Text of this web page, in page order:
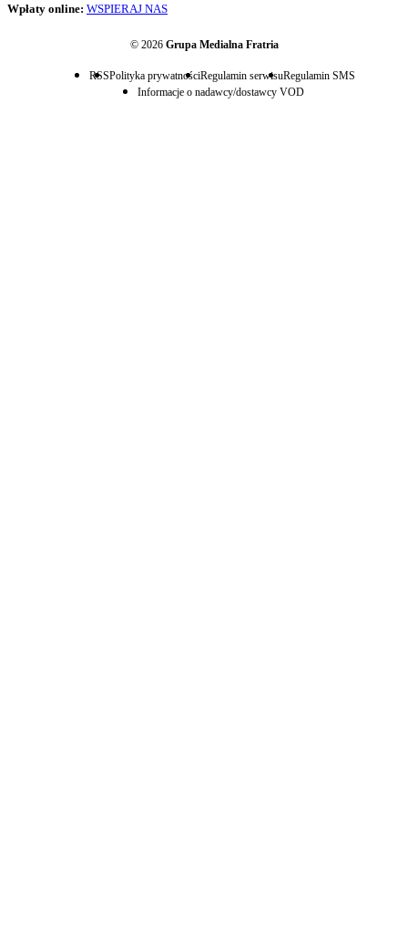
Wpłaty online: WSPIERAJ NAS
© 2026 Grupa Medialna Fratria
RSSPolityka prywatnościRegulamin serwisuRegulamin SMS
Informacje o nadawcy/dostawcy VOD